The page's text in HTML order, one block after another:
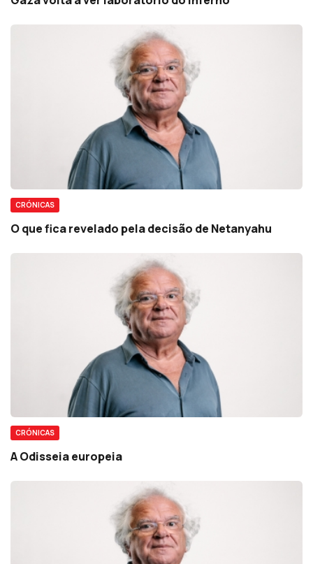
CRÓNICAS
O que fica revelado pela decisão de Netanyahu
CRÓNICAS
A Odisseia europeia